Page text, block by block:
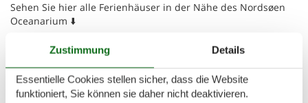
Sehen Sie hier alle Ferienhäuser in der Nähe des Nordsøen
Oceanarium ⬇️
Ferienhäuser
720,-EUR 579,-EUR
Zustimmung Details
Essentielle Cookies stellen sicher, dass die Website
funktioniert, Sie können sie daher nicht deaktivieren.